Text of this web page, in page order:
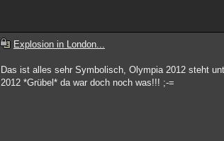
Explosion in London...
Das ist alles sehr Symbolisch, Olympia 2012 steht
2012 *Grübel* da war doch noch was!!! ;-=